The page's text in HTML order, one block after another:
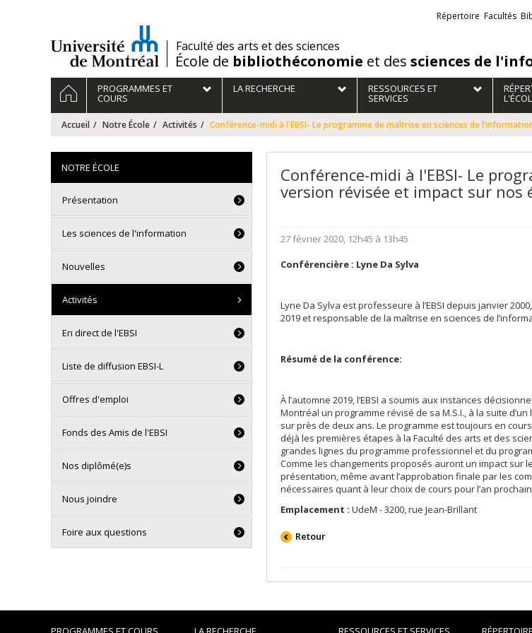
/Faculté des arts et des sciences
École de bibliothéconomie et des sciences de
Liens
externes
Répertoire Facultés
Navigation
principale
ACCUEILPROGRAMMES ET
COURS
LA RECHERCHE RESSOURCES ET
SERVICES
Accueil Notre École Activités Conférence-midi à l'EBSI- Le programme de maîtrise en sciences de
Conférence-midi à l'EBSI- Le
version révisée et impact sur nos
27 février 2020, 12h45 à 13h45
Conférencière : Lyne Da Sylva
Lyne Da Sylva est professeure à l’EBSI depuis janvier
2019 et responsable de la maîtrise en sciences de
Résumé de la conférence:
À l’automne 2019, l’EBSI a soumis aux instances
Montréal un programme révisé de sa M.S.I., à la suite
sur près de deux ans. Le programme est toujours en
déjà les premières étapes à la Faculté des arts et des
grandes lignes du programme professionnel et du
Comme les changements proposés auront un impact sur
présentation, même avant l’approbation finale par les
nécessaires quant à leur choix de cours pour l’an
Emplacement : UdeM - 3200, rue Jean-Brillant
Retour
NOTRE ÉCOLE
Présentation
Les sciences de l'information
Nouvelles
Activités
En direct de l'EBSI
Liste de diffusion EBSI-L
Offres d'emploi
Fonds des Amis de l'EBSI
Nos diplômé(e)s
Nous joindre
Foire aux questions